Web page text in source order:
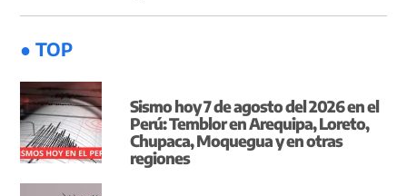
● TOP
Sismo hoy 7 de agosto del 2026 en el
Perú: Temblor en Arequipa, Loreto,
Chupaca, Moquegua y en otras
regiones